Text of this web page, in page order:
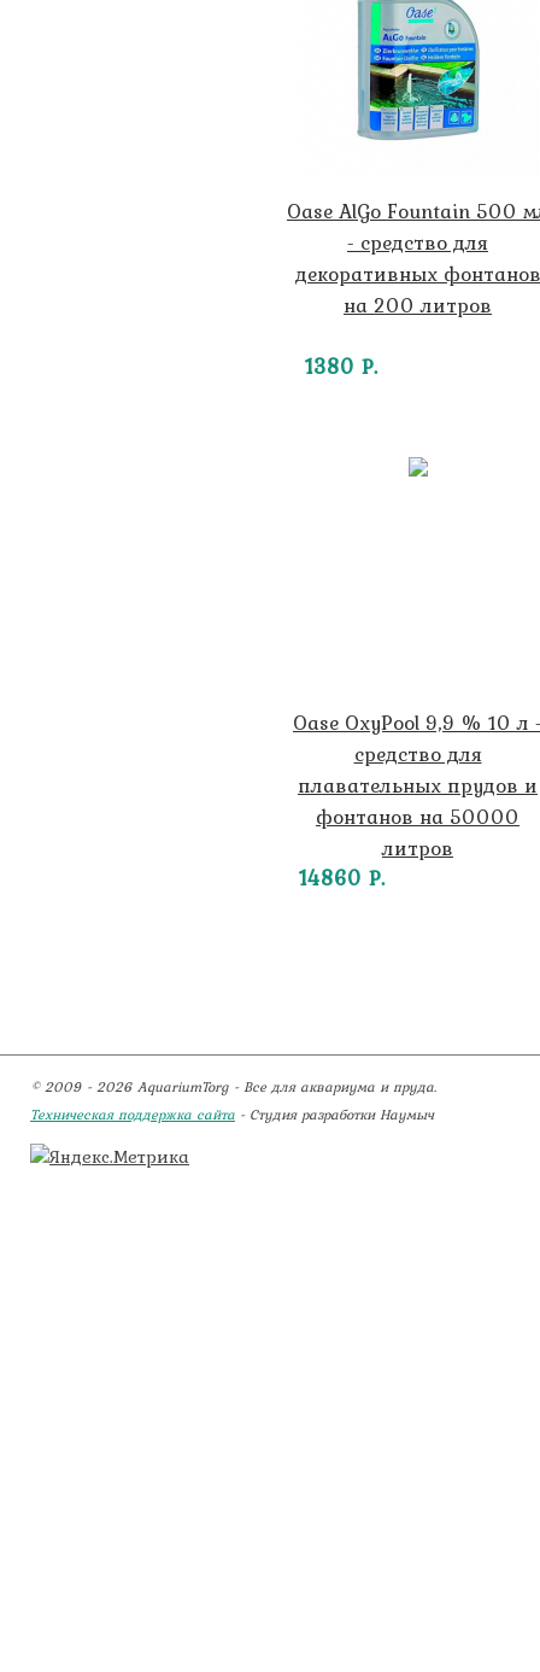
Oase AlGo Fountain 500
- средство для
декоративных фонтанов
на 200 литров
1380 Р.
Oase OxyPool 9,9 % 10 л
средство для
плавательных прудов и
фонтанов на 50000
литров
14860 Р.
© 2009 - 2026 AquariumTorg - Все для аквариума и пруда.
Техническая поддержка сайта - Студия разработки Наумыч